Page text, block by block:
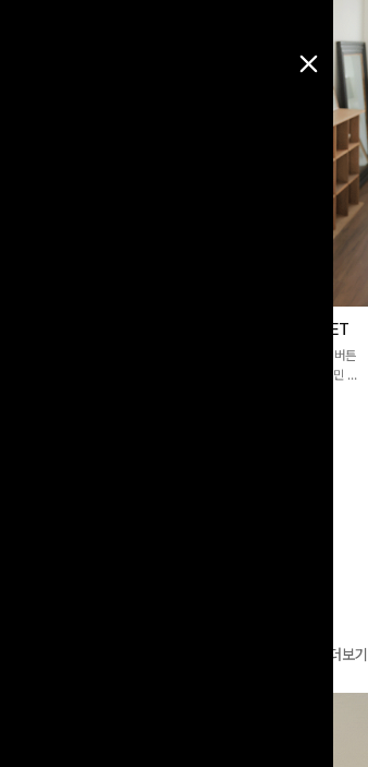
제딧레이어드 블라우스+플레어팬츠SET
[완성도높은💗]레이어드한 듯 자연스러운 나시와 버튼
원피스가 함께 구성된 세트 아이템입니다. 코디 고민 없
더보기